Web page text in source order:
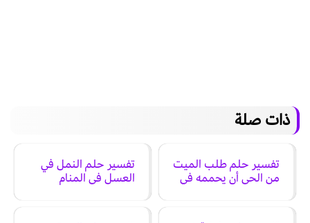
ذات صلة
تفسير حلم طلب الميت
من الحي أن يحممه في
تفسير حلم النمل في
العسل في المنام